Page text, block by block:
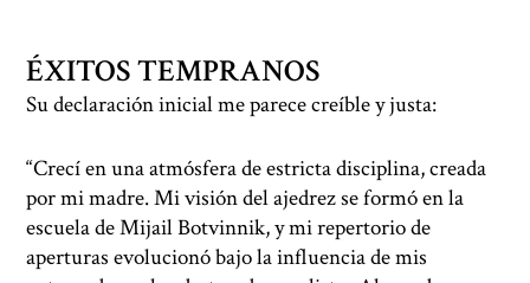
ÉXITOS TEMPRANOS
Su declaración inicial me parece creíble y justa:
“Crecí en una atmósfera de estricta disciplina, creada
por mi madre. Mi visión del ajedrez se formó en la
escuela de Mijail Botvinnik, y mi repertorio de
aperturas evolucionó bajo la influencia de mis